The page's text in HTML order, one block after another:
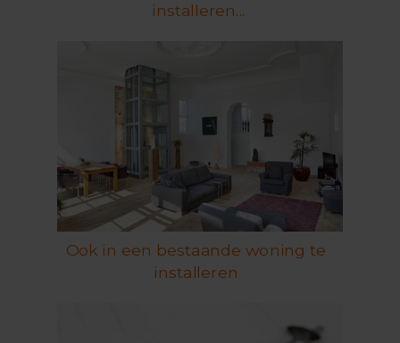
installeren...
Ook in een bestaande woning te
installeren